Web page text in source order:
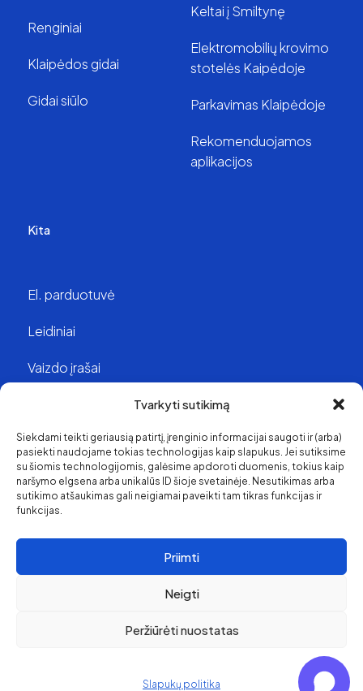
Tvarkyti sutikimą
Siekdami teikti geriausią patirtį, įrenginio informacijai saugoti ir (arba)
pasiekti naudojame tokias technologijas kaip slapukus. Jei sutiksime
su šiomis technologijomis, galėsime apdoroti duomenis, tokius kaip
naršymo elgsena arba unikalūs ID šioje svetainėje. Nesutikimas arba
sutikimo atšaukimas gali neigiamai paveikti tam tikras funkcijas ir
funkcijas.
Priimti
Neigti
Peržiūrėti nuostatas
Slapukų politika
Renginiai
Klaipėdos gidai
Gidai siūlo
Keltai į Smiltynę
Elektromobilių krovimo
stotelės Kaipėdoje
Parkavimas Klaipėdoje
Rekomenduojamos
aplikacijos
Kita
El. parduotuvė
Leidiniai
Vaizdo įrašai
Struktūra ir kontaktai
Apie mus
Svetainės medis
© 2026 Klaipėda Travel
Privatumo politika